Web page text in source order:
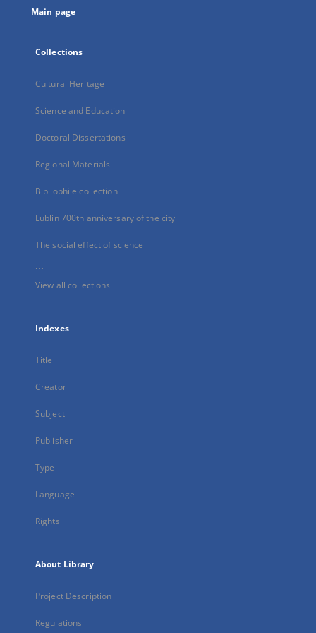
Main page
Collections
Cultural Heritage
Science and Education
Doctoral Dissertations
Regional Materials
Bibliophile collection
Lublin 700th anniversary of the city
The social effect of science
...
View all collections
Indexes
Title
Creator
Subject
Publisher
Type
Language
Rights
About Library
Project Description
Regulations